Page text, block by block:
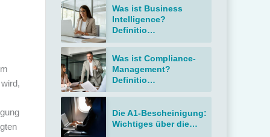
Was ist Business
Intelligence?
Definitio…
Was ist Compliance-
Management?
Definitio…
Die A1-Bescheinigung:
Wichtiges über die…